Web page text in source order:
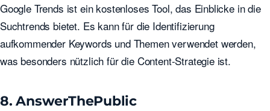
Google Trends ist ein kostenloses Tool, das Einblicke in die
Suchtrends bietet. Es kann für die Identifizierung
aufkommender Keywords und Themen verwendet werden,
was besonders nützlich für die Content-Strategie ist.
8. AnswerThePublic